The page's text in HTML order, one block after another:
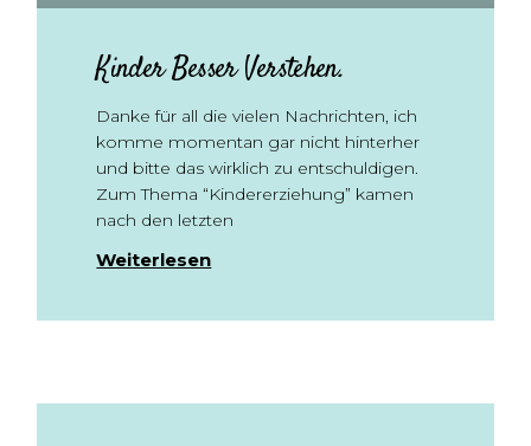
Kinder Besser Verstehen.
Danke für all die vielen Nachrichten, ich
komme momentan gar nicht hinterher
und bitte das wirklich zu entschuldigen.
Zum Thema “Kindererziehung” kamen
nach den letzten
Weiterlesen